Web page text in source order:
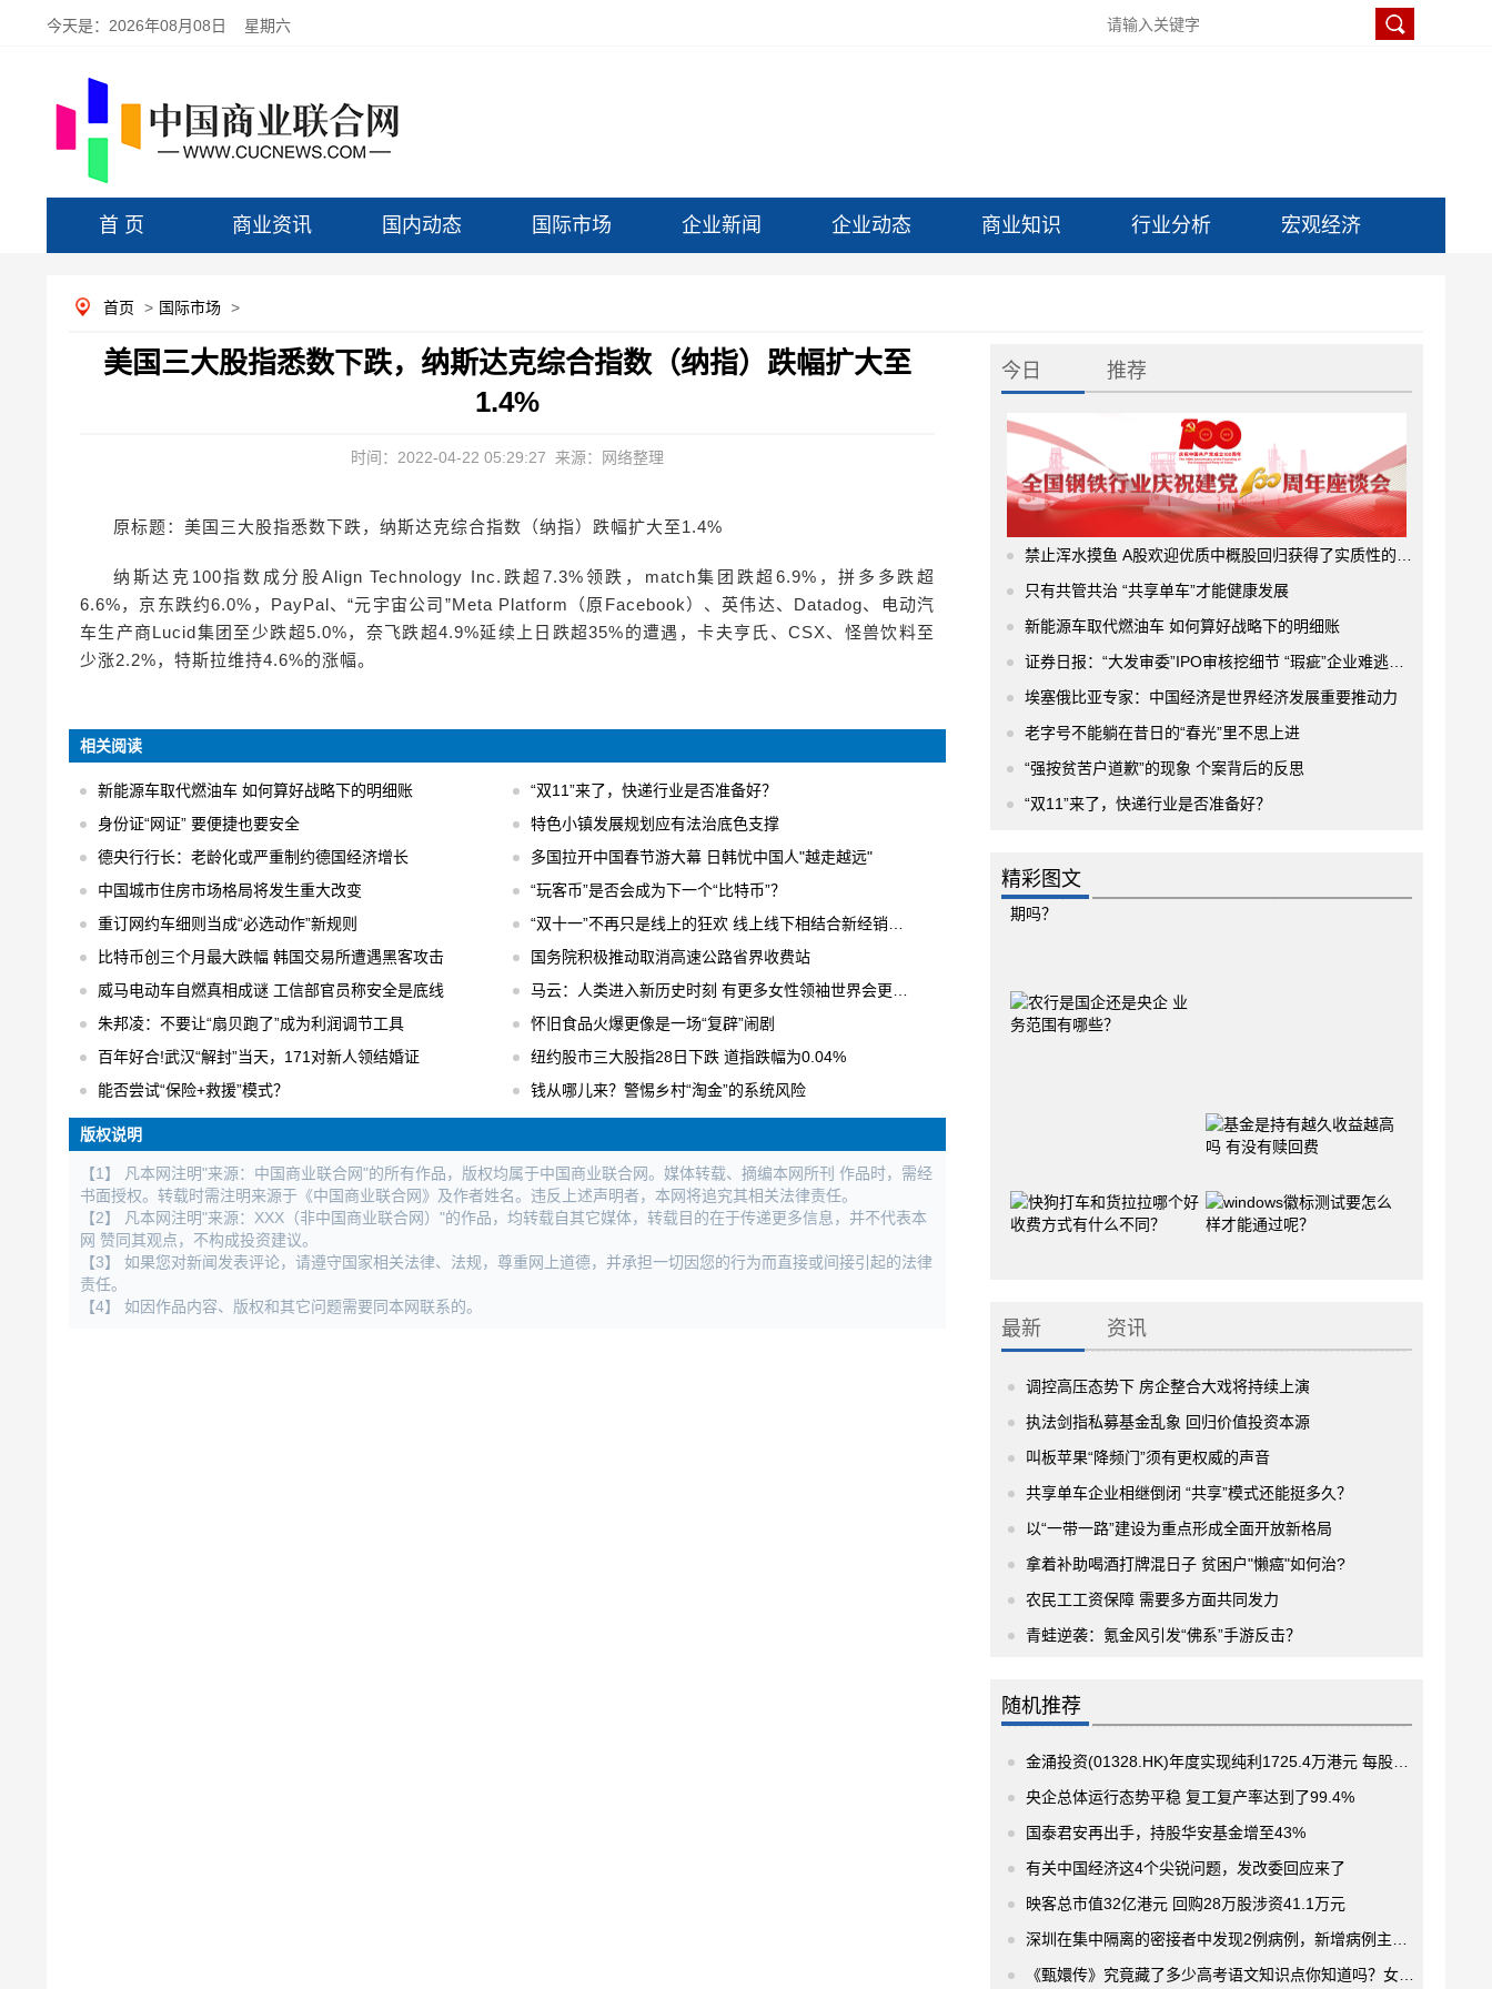
今天是： 2026年08月08日 星期六
首 页 商业资讯 国内动态 国际市场 企业新闻 企业动态 商业知识 行业分析 宏观经济
首页 > 国际市场 >
美国三大股指悉数下跌，纳斯达克综合指数（纳指）跌幅扩大至
1.4%
时间：2022-04-22 05:29:27 来源：网络整理
原标题：美国三大股指悉数下跌，纳斯达克综合指数（纳指）跌幅扩大至1.4%
纳斯达克100指数成分股Align Technology Inc.跌超7.3%领跌，match集团跌超6.9%，拼多多跌超
6.6%，京东跌约6.0%，PayPal、“元宇宙公司”Meta Platform（原Facebook）、英伟达、Datadog、电动汽
车生产商Lucid集团至少跌超5.0%，奈飞跌超4.9%延续上日跌超35%的遭遇，卡夫亨氏、CSX、怪兽饮料至
少涨2.2%，特斯拉维持4.6%的涨幅。
相关阅读
新能源车取代燃油车 如何算好战略下的明细账
“双11”来了，快递行业是否准备好？
身份证“网证” 要便捷也要安全
特色小镇发展规划应有法治底色支撑
德央行行长：老龄化或严重制约德国经济增长
多国拉开中国春节游大幕 日韩忧中国人"越走越远"
中国城市住房市场格局将发生重大改变
“玩客币”是否会成为下一个“比特币”？
重订网约车细则当成“必选动作”新规则
“双十一”不再只是线上的狂欢 线上线下相结合新经销模式
比特币创三个月最大跌幅 韩国交易所遭遇黑客攻击
国务院积极推动取消高速公路省界收费站
威马电动车自燃真相成谜 工信部官员称安全是底线
马云：人类进入新历史时刻 有更多女性领袖世界会更美好
朱邦凌：不要让“扇贝跑了”成为利润调节工具
怀旧食品火爆更像是一场“复辟”闹剧
百年好合!武汉“解封”当天，171对新人领结婚证
纽约股市三大股指28日下跌 道指跌幅为0.04%
能否尝试“保险+救援”模式？
钱从哪儿来？警惕乡村“淘金”的系统风险
版权说明
【1】 凡本网注明"来源：中国商业联合网"的所有作品，版权均属于中国商业联合网。媒体转载、摘编本网所刊 作品时，需经
书面授权。转载时需注明来源于《中国商业联合网》及作者姓名。违反上述声明者，本网将追究其相关法律责任。
【2】 凡本网注明"来源：XXX（非中国商业联合网）"的作品，均转载自其它媒体，转载目的在于传递更多信息，并不代表本
网 赞同其观点，不构成投资建议。
【3】 如果您对新闻发表评论，请遵守国家相关法律、法规，尊重网上道德，并承担一切因您的行为而直接或间接引起的法律
责任。
【4】 如因作品内容、版权和其它问题需要同本网联系的。
今日 推荐
禁止浑水摸鱼 A股欢迎优质中概股回归获得了实质性的进展
只有共管共治 “共享单车”才能健康发展
新能源车取代燃油车 如何算好战略下的明细账
证券日报：“大发审委”IPO审核挖细节 “瑕疵”企业难逃法眼
埃塞俄比亚专家：中国经济是世界经济发展重要推动力
老字号不能躺在昔日的“春光”里不思上进
“强按贫苦户道歉”的现象 个案背后的反思
“双11”来了，快递行业是否准备好？
精彩图文
最新 资讯
调控高压态势下 房企整合大戏将持续上演
执法剑指私募基金乱象 回归价值投资本源
叫板苹果“降频门”须有更权威的声音
共享单车企业相继倒闭 “共享”模式还能挺多久？
以“一带一路”建设为重点形成全面开放新格局
拿着补助喝酒打牌混日子 贫困户"懒癌"如何治?
农民工工资保障 需要多方面共同发力
青蛙逆袭：氪金风引发“佛系”手游反击？
随机推荐
金涌投资(01328.HK)年度实现纯利1725.4万港元 每股基本盈利为0.15港仙
央企总体运行态势平稳 复工复产率达到了99.4%
国泰君安再出手，持股华安基金增至43%
有关中国经济这4个尖锐问题，发改委回应来了
映客总市值32亿港元 回购28万股涉资41.1万元
深圳在集中隔离的密接者中发现2例病例，新增病例主要活动轨迹涉及宝安区石岩街道
《甄嬛传》究竟藏了多少高考语文知识点你知道吗？女老师向100万粉丝力挺短视频学习